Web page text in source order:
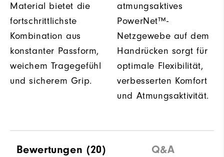
Material bietet die
fortschrittlichste
Kombination aus
konstanter Passform,
weichem Tragegefühl
und sicherem Grip.
atmungsaktives
PowerNet™-
Netzgewebe auf dem
Handrücken sorgt für
optimale Flexibilität,
verbesserten Komfort
und Atmungsaktivität.
Bewertungen (20) Q&A